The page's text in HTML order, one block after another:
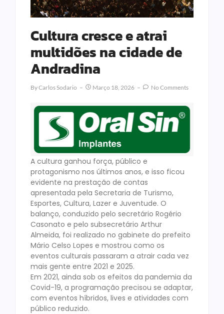
Cultura cresce e atrai
multidões na cidade de
Andradina
ByCarlos Sodario Março 18, 2026 No Comments
A cultura ganhou força, público e
protagonismo nos últimos anos, e isso ficou
evidente na prestação de contas
apresentada pela Secretaria de Turismo,
Esportes, Cultura, Lazer e Juventude. O
balanço, conduzido pelo secretário Rogério
Casonato e pelo subsecretário Arthur
Almeida, foi realizado no gabinete do prefeito
Mário Celso Lopes e mostrou como os
eventos culturais passaram a atrair cada vez
mais gente entre 2021 e 2025.
Em 2021, ainda sob os efeitos da pandemia da
Covid-19, a programação precisou se adaptar,
com eventos híbridos, lives e atividades com
público reduzido.